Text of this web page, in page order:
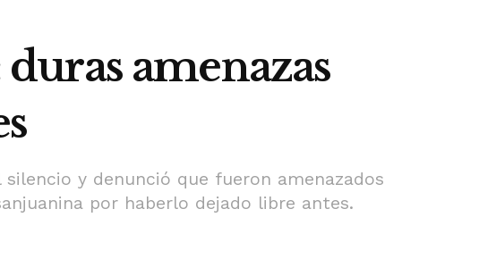
amenazas
y denunció que fueron amenazados
por haberlo dejado libre antes.